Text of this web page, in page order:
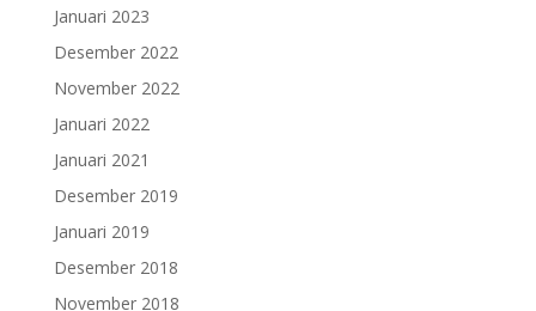
Januari 2023
Desember 2022
November 2022
Januari 2022
Januari 2021
Desember 2019
Januari 2019
Desember 2018
November 2018